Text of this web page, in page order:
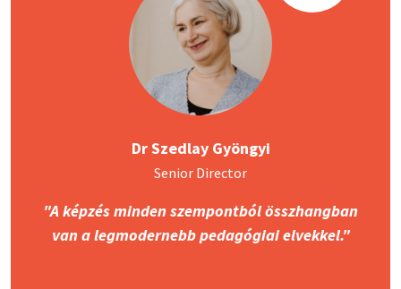
Dr Szedlay Gyöngyi
Senior Director
"A képzés minden szempontból összhangban
van a legmodernebb pedagógiai elvekkel."